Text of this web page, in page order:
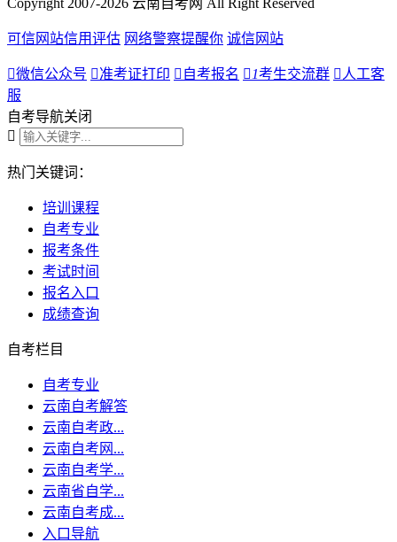
可信网站信用评估 网络警察提醒你 诚信网站
微信公众号 准考证打印  自考报名  1考生交流群  人工客
服
自考导航关闭

热门关键词：
培训课程
自考专业
报考条件
考试时间
报名入口
成绩查询
自考栏目
自考专业
云南自考解答
云南自考政...
云南自考网...
云南自考学...
云南省自学...
云南自考成...
入口导航